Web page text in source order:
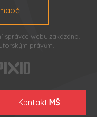
webu zakázáno.
právům.
Kontakt MŠ